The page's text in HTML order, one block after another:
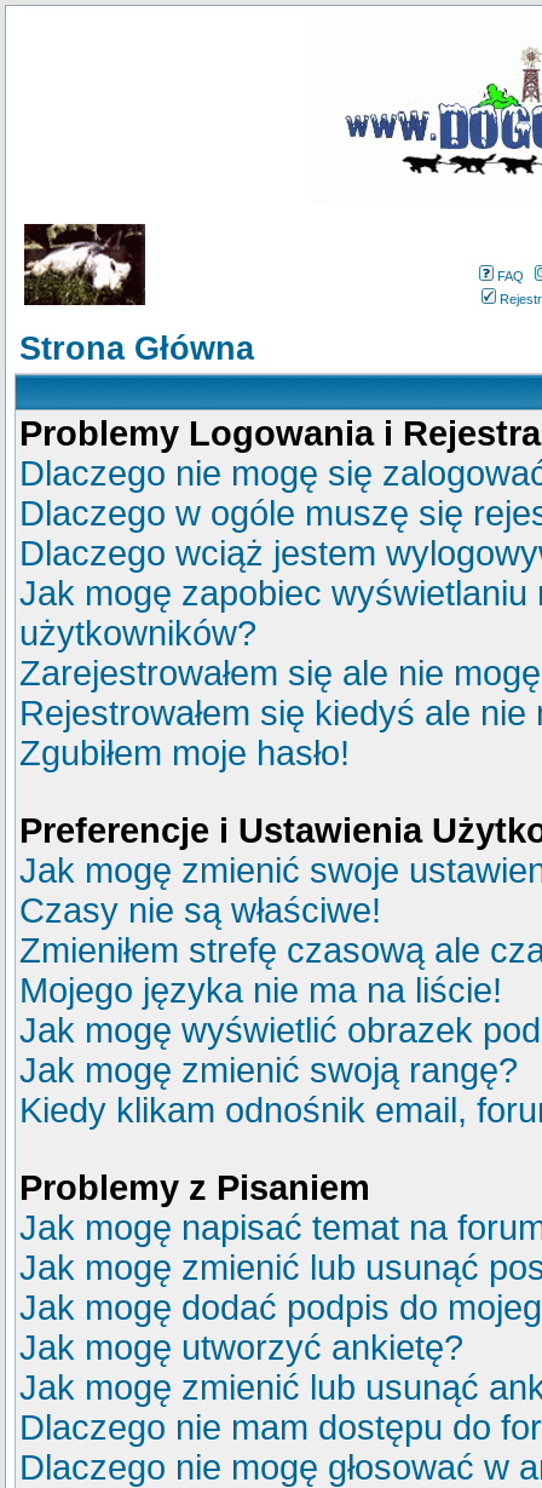
FAQ
Strona Główna
Problemy Logowania i
Dlaczego nie mogę się
Dlaczego w ogóle muszę się
Dlaczego wciąż jestem
Jak mogę zapobiec
użytkowników?
Zarejestrowałem się ale nie
Rejestrowałem się kiedyś ale
Zgubiłem moje hasło!
Preferencje i Ustawienia
Jak mogę zmienić swoje
Czasy nie są właściwe!
Zmieniłem strefę czasową ale
Mojego języka nie ma na liście!
Jak mogę wyświetlić obrazek
Jak mogę zmienić swoją rangę?
Kiedy klikam odnośnik email,
Problemy z Pisaniem
Jak mogę napisać temat na
Jak mogę zmienić lub usunąć
Jak mogę dodać podpis do
Jak mogę utworzyć ankietę?
Jak mogę zmienić lub usunąć
Dlaczego nie mam dostępu do
Dlaczego nie mogę głosować w